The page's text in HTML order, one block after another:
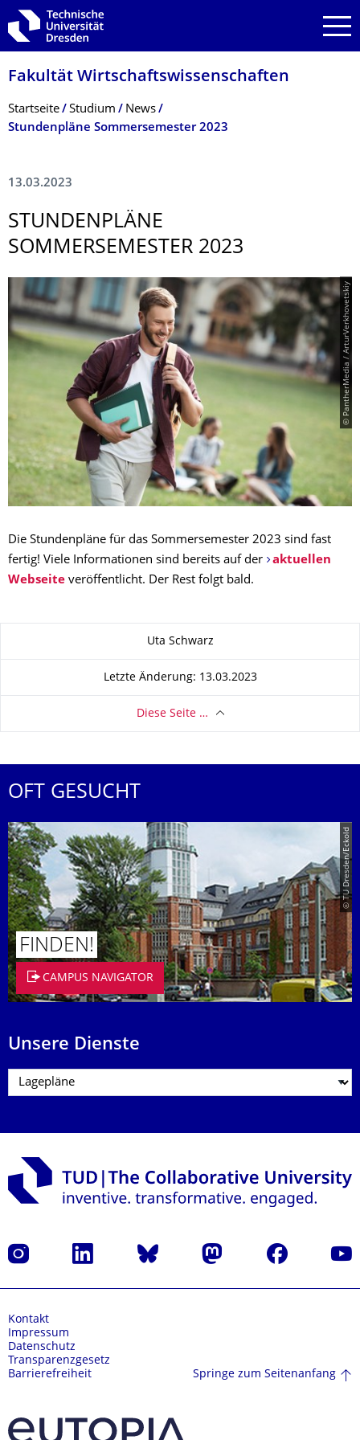
Zur Hauptnavigation springen
Zur Suche springen
Zum Inhalt springen
Fakultät Wirtschaftswissen­schaften
Breadcrumb-Menü
Startseite Studium
News
Stundenpläne Sommersemester 2023
13.03.2023
STUNDENPLÄNE
SOMMERSEMESTER 2023
© PantherMedia / ArturVerkhovetskiy
Die Stundenpläne für das Sommersemester 2023 sind fast
fertig! Viele Informationen sind bereits auf der
aktuellen
Webseite veröffentlicht. Der Rest folgt bald.
Uta Schwarz
Letzte Änderung: 13.03.2023
Diese Seite …
OFT GESUCHT
© TU Dresden/Eckold
FINDEN!
CAMPUS NAVIGATOR
Unsere Dienste
Instagram LinkedIn Bluesky Mastodon Facebook
Kontakt
Impressum
Datenschutz
Transparenzgesetz
Barrierefreiheit
Springe zum Seitenanfang